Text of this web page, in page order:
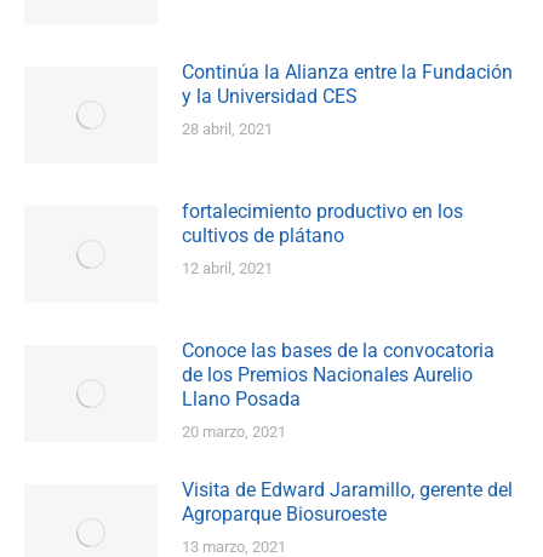
Continúa la Alianza entre la Fundación
y la Universidad CES
28 abril, 2021
fortalecimiento productivo en los
cultivos de plátano
12 abril, 2021
Conoce las bases de la convocatoria
de los Premios Nacionales Aurelio
Llano Posada
20 marzo, 2021
Visita de Edward Jaramillo, gerente del
Agroparque Biosuroeste
13 marzo, 2021